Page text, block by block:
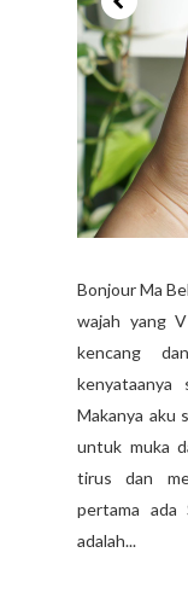
Bonjour Ma
wajah yang
kencang
Makanya aku
untuk muka
tirus dan
pertama ada
adalah...